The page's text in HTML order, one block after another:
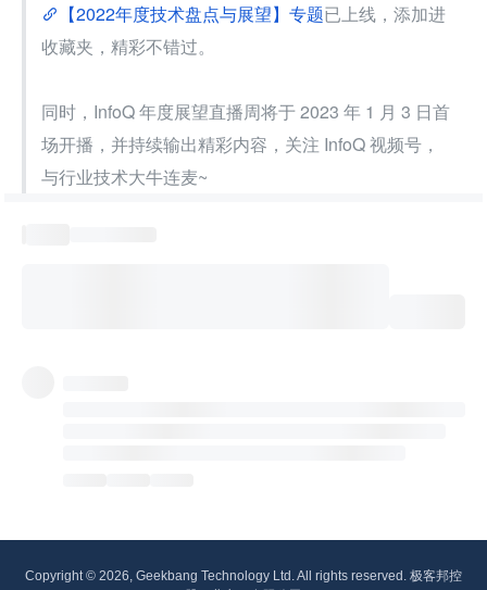
【2022年度技术盘点与展望】专题已上线，添加进
收藏夹，精彩不错过。
同时，InfoQ 年度展望直播周将于 2023 年 1 月 3 日首
场开播，并持续输出精彩内容，关注 InfoQ 视频号，
与行业技术大牛连麦~
Copyright © 2026, Geekbang Technology Ltd. All rights reserved. 极客邦控